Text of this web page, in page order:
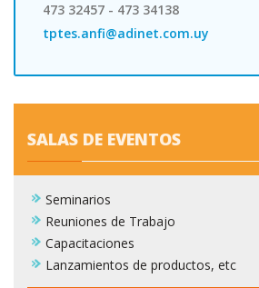
473 32457 - 473 34138
tptes.anfi@adinet.com.uy
SALAS DE EVENTOS
Seminarios
Reuniones de Trabajo
Capacitaciones
Lanzamientos de productos, etc